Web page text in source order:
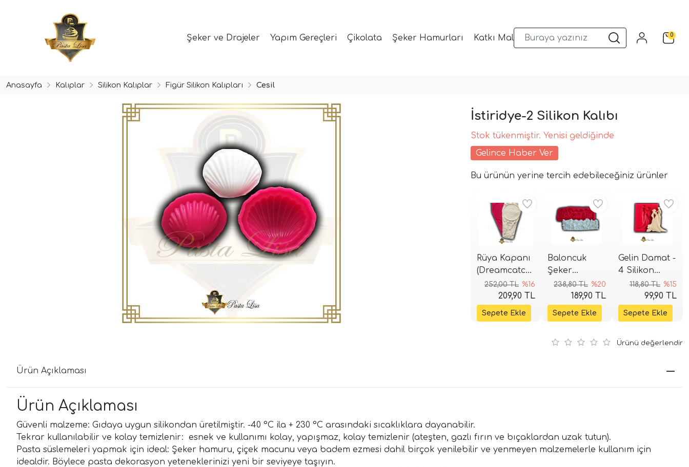
Şeker ve Drajeler Yapım Gereçleri Çikolata Şeker Hamurları Katkı Malzemeleri Sunum Gereçleri Kalıplar0
Anasayfa Kalıplar Silikon Kalıplar Figür Silikon Kalıpları Cesil
İstiridye-2 Silikon Kalıbı
Stok tükenmiştir. Yenisi geldiğinde
Gelince Haber Ver
Bu ürünün yerine tercih edebileceğiniz ürünler
Rüya Kapanı
(Dreamcatcher)
Silikon Kalıp
26x12,5 cm
252,00 TL %16
209,90 TL
Aynı Gün Kargo
Baloncuk
Şeker
Hamuru
Kalıbı
238,80 TL %20
189,90 TL
Aynı Gün Kargo
Gelin Damat -
4 Silikon
Kalıbı
118,80 TL %15
99,90 TL
Aynı Gün Kargo
Ürünü değerlendir
Ürün Açıklaması
Ürün Açıklaması
Güvenli malzeme: Gıdaya uygun silikondan üretilmiştir. -40 °C ila + 230 °C arasındaki sıcaklıklara dayanabilir.
Tekrar kullanılabilir ve kolay temizlenir: esnek ve kullanımı kolay, yapışmaz, kolay temizlenir (ateşten, gazlı fırın ve bıçaklardan uzak tutun).
Pasta süslemeleri yapmak için ideal: Şeker hamuru, çiçek macunu veya badem ezmesi dahil birçok yenilebilir ve yenmeyen malzemelerle kullanım için
idealdir. Böylece pasta dekorasyon yeteneklerinizi yeni bir seviyeye taşıyın.